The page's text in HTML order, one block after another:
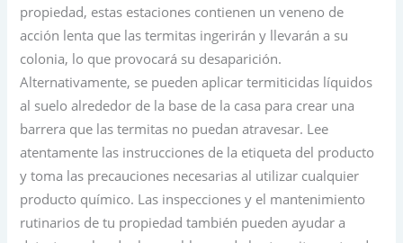
propiedad, estas estaciones contienen un veneno de
acción lenta que las termitas ingerirán y llevarán a su
colonia, lo que provocará su desaparición.
Alternativamente, se pueden aplicar termiticidas líquidos
al suelo alrededor de la base de la casa para crear una
barrera que las termitas no puedan atravesar. Lee
atentamente las instrucciones de la etiqueta del producto
y toma las precauciones necesarias al utilizar cualquier
producto químico. Las inspecciones y el mantenimiento
rutinarios de tu propiedad también pueden ayudar a